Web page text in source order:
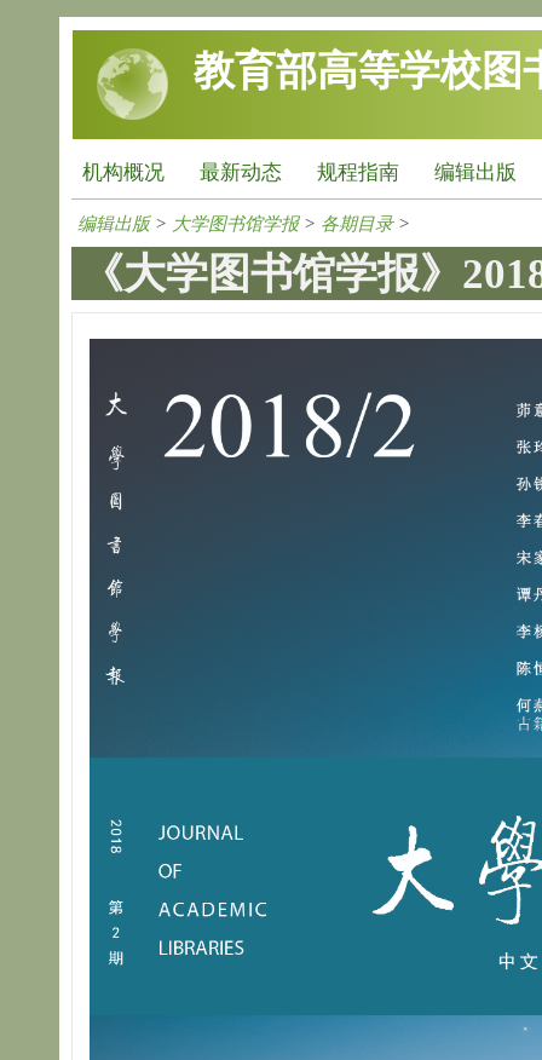
跳转到主要内容
教育部高等学校图
机构概况 最新动态 规程指南 编辑出版
编辑出版> 大学图书馆学报> 各期目录>
《大学图书馆学报》